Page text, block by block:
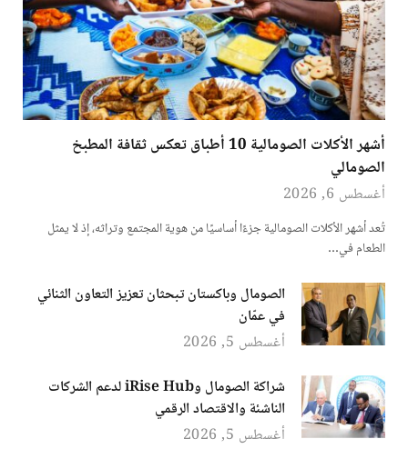
أشهر الأكلات الصومالية 10 أطباق تعكس ثقافة المطبخ
الصومالي
أغسطس 6, 2026
تُعد أشهر الأكلات الصومالية جزءًا أساسيًا من هوية المجتمع وتراثه، إذ لا يمثل
الطعام في…
الصومال وباكستان تبحثان تعزيز التعاون الثنائي
في عمّان
أغسطس 5, 2026
شراكة الصومال وiRise Hub لدعم الشركات
الناشئة والاقتصاد الرقمي
أغسطس 5, 2026